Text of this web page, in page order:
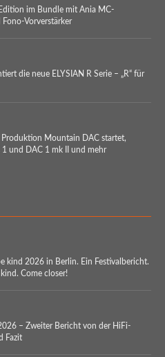
im Bundle mit Ania MC-
Fono-Vorverstärker
die neue ELYSIAN R Serie – „R“ für
Produktion Mountain DAC startet,
1 und DAC 1 mk II und mehr
kind 2026 in Berlin. Ein Festivalbericht.
Come closer!
– Zweiter Bericht von der HiFi-
Fazit